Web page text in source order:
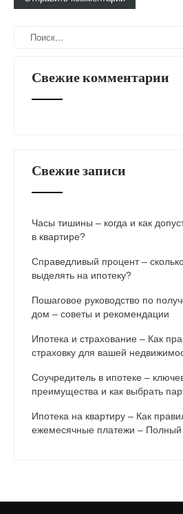
Свежие комментарии
Свежие записи
Часы тишины – когда и как
в квартире?
Справедливый процент –
выделять на ипотеку?
Пошаговое руководство по
дом – советы и рекомендации
Ипотека и страхование – Как
страховку для вашей
Соучредитель в ипотеке –
преимущества и как выбрать
Ипотека на квартиру – Как
ежемесячные платежи – Полный